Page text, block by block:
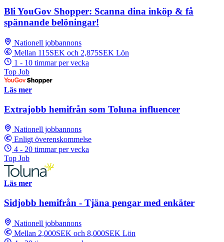
Bli YouGov Shopper: Scanna dina inköp & få
spännande belöningar!
Nationell jobbannons
Mellan 115SEK och 2,875SEK Lön
1 - 10 timmar per vecka
Top Job
Läs mer
Extrajobb hemifrån som Toluna influencer
Nationell jobbannons
Enligt överenskommelse
4 - 20 timmar per vecka
Top Job
Läs mer
Sidjobb hemifrån - Tjäna pengar med enkäter
Nationell jobbannons
Mellan 2,000SEK och 8,000SEK Lön